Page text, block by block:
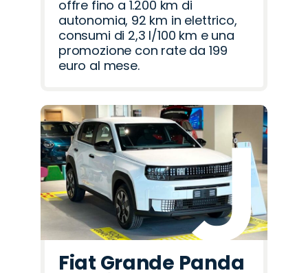
offre fino a 1.200 km di
autonomia, 92 km in elettrico,
consumi di 2,3 l/100 km e una
promozione con rate da 199
euro al mese.
Fiat Grande Panda